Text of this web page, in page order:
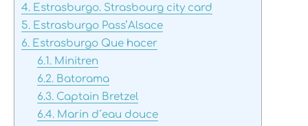
4. Estrasburgo. Strasbourg city card
5. Estrasburgo Pass’Alsace
6. Estrasburgo Que hacer
6.1.Minitren
6.2.Batorama
6.3.Captain Bretzel
6.4.Marin d´eau douce